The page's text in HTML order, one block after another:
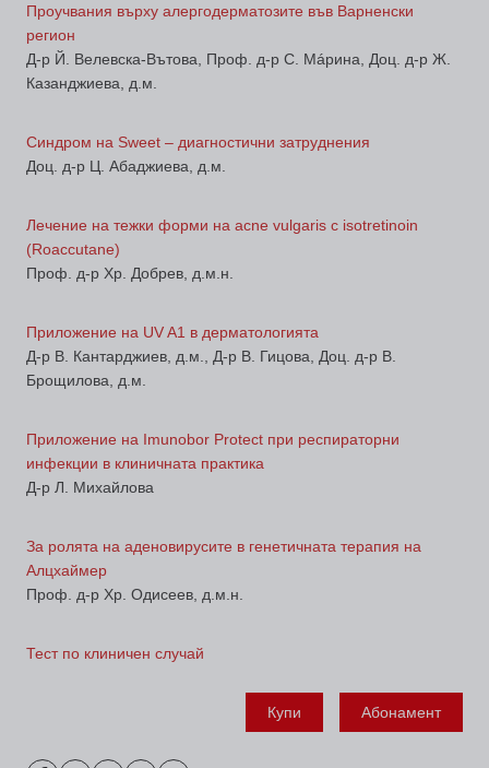
Проучвания върху алергодерматозите във Варненски
регион
Д-р Й. Велевска-Вътова, Проф. д-р С. Мáрина, Доц. д-р Ж.
Казанджиева, д.м.
Синдром на Sweet – диагностични затруднения
Доц. д-р Ц. Абаджиева, д.м.
Лечение на тежки форми на acne vulgaris с isotretinoin
(Roaccutane)
Проф. д-р Хр. Добрев, д.м.н.
Приложение на UV A1 в дерматологията
Д-р В. Кантарджиев, д.м., Д-р В. Гицова, Доц. д-р В.
Брощилова, д.м.
Приложение на Imunobor Protect при респираторни
инфекции в клиничната практика
Д-р Л. Михайлова
За ролята на аденовирусите в генетичната терапия на
Алцхаймер
Проф. д-р Хр. Одисеев, д.м.н.
Тест по клиничен случай
Купи Абонамент